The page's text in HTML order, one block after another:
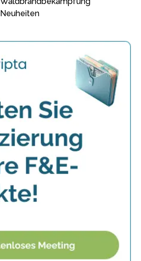
Neuheiten